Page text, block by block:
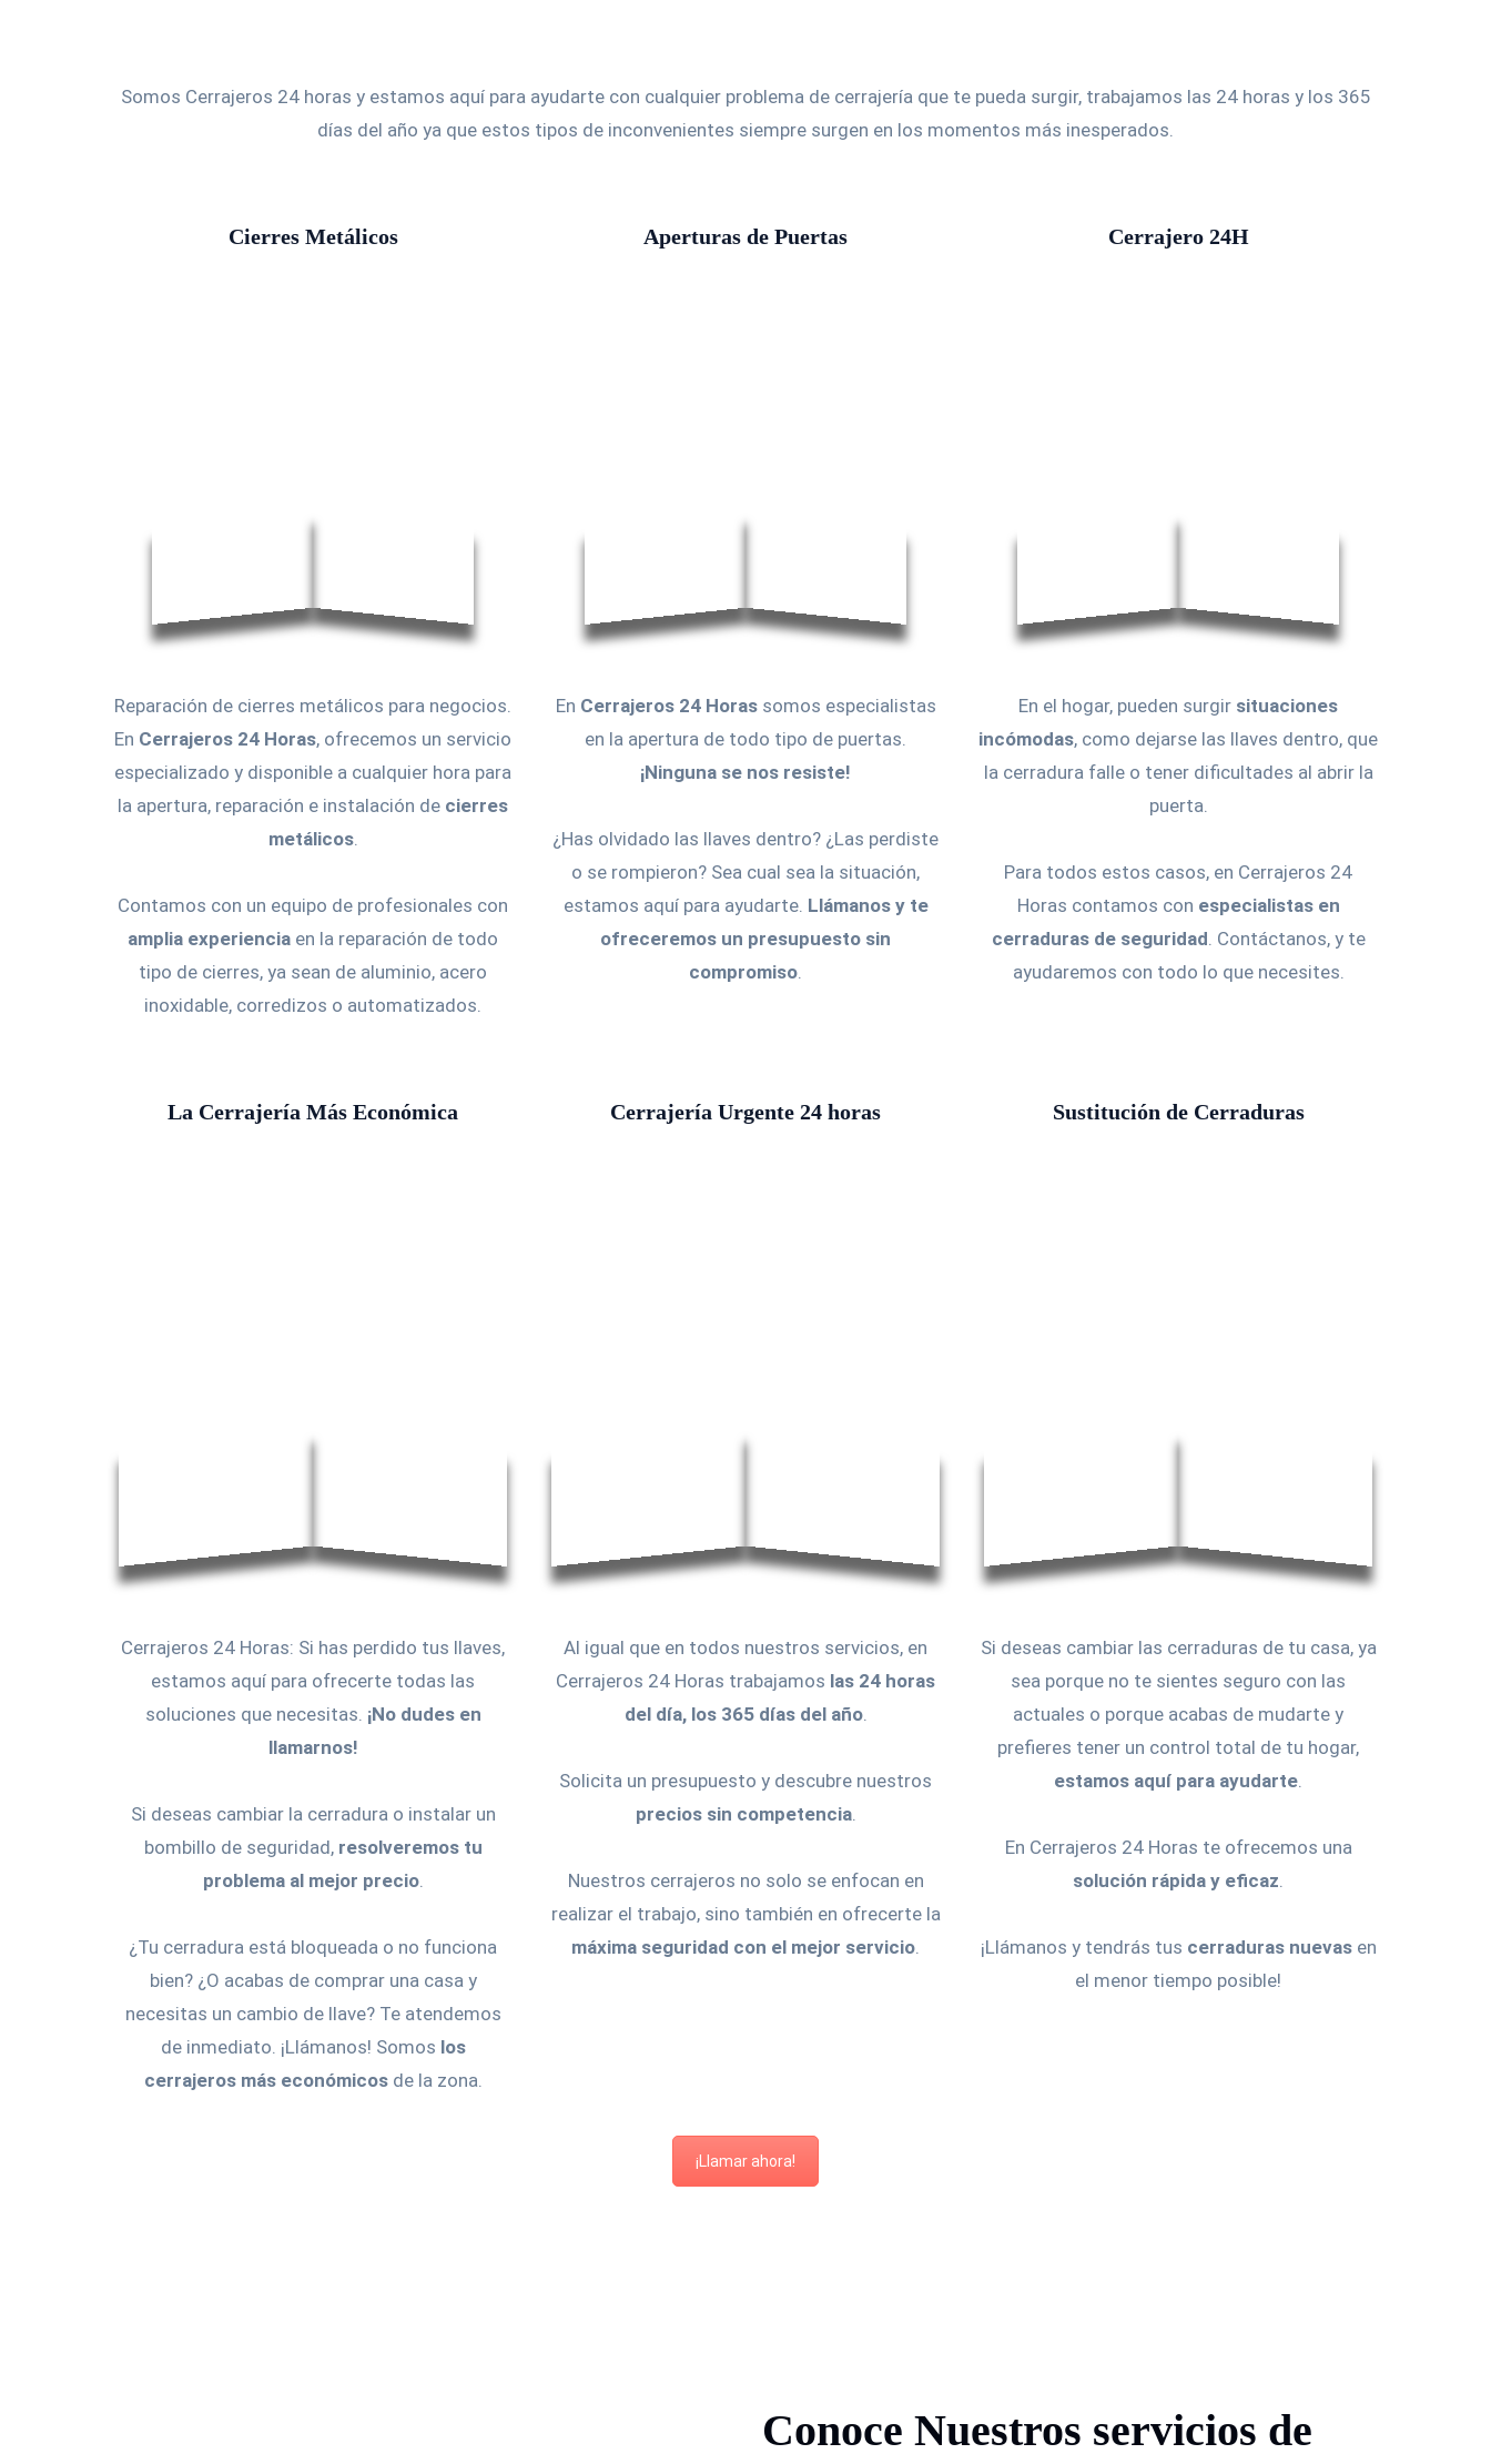
Somos Cerrajeros 24 horas y estamos aquí para ayudarte con cualquier problema de cerrajería que te pueda surgir, trabajamos las 24 horas y los 365
días del año ya que estos tipos de inconvenientes siempre surgen en los momentos más inesperados.
Cierres Metálicos
Reparación de cierres metálicos para negocios.
En Cerrajeros 24 Horas, ofrecemos un servicio
especializado y disponible a cualquier hora para
la apertura, reparación e instalación de cierres
metálicos.
Contamos con un equipo de profesionales con
amplia experiencia en la reparación de todo
tipo de cierres, ya sean de aluminio, acero
inoxidable, corredizos o automatizados.
Aperturas de Puertas
En Cerrajeros 24 Horassomos especialistas
en la apertura de todo tipo de puertas.
¡Ninguna se nos resiste!
¿Has olvidado las llaves dentro? ¿Las perdiste
o se rompieron? Sea cual sea la situación,
estamos aquí para ayudarte. Llámanos y te
ofreceremos un presupuesto sin
compromiso.
Cerrajero 24H
En el hogar, pueden surgir situaciones
incómodas, como dejarse las llaves dentro, que
la cerradura falle o tener dificultades al abrir la
puerta.
Para todos estos casos, en Cerrajeros 24
Horas contamos con especialistas en
cerraduras de seguridad. Contáctanos, y te
ayudaremos con todo lo que necesites.
La Cerrajería Más Económica
Cerrajeros 24 Horas: Si has perdido tus llaves,
estamos aquí para ofrecerte todas las
soluciones que necesitas. ¡No dudes en
llamarnos!
Si deseas cambiar la cerradura o instalar un
bombillo de seguridad, resolveremos tu
problema al mejor precio.
¿Tu cerradura está bloqueada o no funciona
bien? ¿O acabas de comprar una casa y
necesitas un cambio de llave? Te atendemos
de inmediato. ¡Llámanos! Somos los
cerrajeros más económicosde la zona.
Cerrajería Urgente 24 horas
Al igual que en todos nuestros servicios, en
Cerrajeros 24 Horas trabajamos las 24 horas
del día, los 365 días del año.
Solicita un presupuesto y descubre nuestros
precios sin competencia.
Nuestros cerrajeros no solo se enfocan en
realizar el trabajo, sino también en ofrecerte la
máxima seguridad con el mejor servicio.
Sustitución de Cerraduras
Si deseas cambiar las cerraduras de tu casa, ya
sea porque no te sientes seguro con las
actuales o porque acabas de mudarte y
prefieres tener un control total de tu hogar,
estamos aquí para ayudarte.
En Cerrajeros 24 Horas te ofrecemos una
solución rápida y eficaz.
¡Llámanos y tendrás tus cerraduras nuevasen
el menor tiempo posible!
¡Llamar ahora!
Conoce Nuestros servicios de